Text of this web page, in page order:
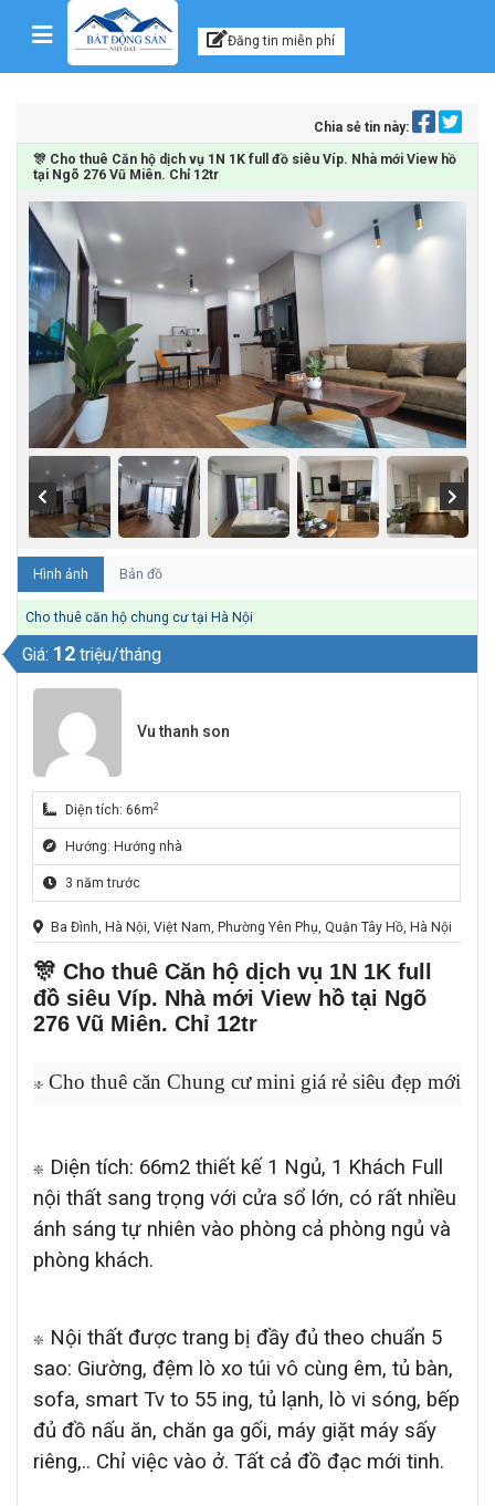
Skip to content Kênh thông tin, tư vấn
Đăng tin miễn phí
Chia sẻ tin này:
🎊 Cho thuê Căn hộ dịch vụ 1N 1K full đồ siêu Víp. Nhà mới View hồ
tại Ngõ 276 Vũ Miên. Chỉ 12tr
Hình ảnh Bản đồ
Cho thuê căn hộ chung cư tại Hà Nội
Giá: 12 triệu/tháng
Vu thanh son
Diện tích: 66m2
Hướng: Hướng nhà
3 năm trước
Ba Đình, Hà Nội, Việt Nam, Phường Yên Phụ, Quận Tây Hồ, Hà Nội
🎊 Cho thuê Căn hộ dịch vụ 1N 1K full
đồ siêu Víp. Nhà mới View hồ tại Ngõ
276 Vũ Miên. Chỉ 12tr
❇ Cho thuê căn Chung cư mini giá rẻ siêu đẹp mới
❇ Diện tích: 66m2 thiết kế 1 Ngủ, 1 Khách Full
nội thất sang trọng với cửa sổ lớn, có rất nhiều
ánh sáng tự nhiên vào phòng cả phòng ngủ và
phòng khách.
❇ Nội thất được trang bị đầy đủ theo chuẩn 5
sao: Giường, đệm lò xo túi vô cùng êm, tủ bàn,
sofa, smart Tv to 55 ing, tủ lạnh, lò vi sóng, bếp
đủ đồ nấu ăn, chăn ga gối, máy giặt máy sấy
riêng,.. Chỉ việc vào ở. Tất cả đồ đạc mới tinh.